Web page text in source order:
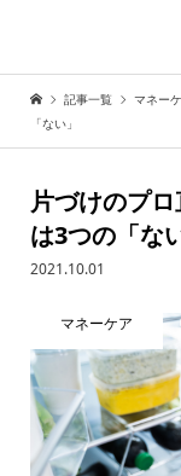
記事一覧 マネー
「ない」
片づけのプ
は3つの「な
2021.10.01
マネーケア